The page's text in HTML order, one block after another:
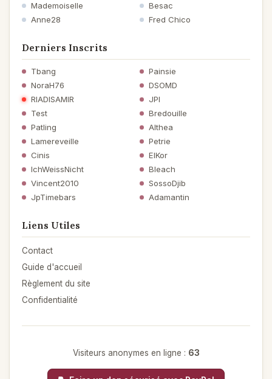
Mademoiselle
Besac
Anne28
Fred Chico
Derniers Inscrits
Tbang
Painsie
NoraH76
DSOMD
RIADISAMIR
JPI
Test
Bredouille
Patling
Althea
Lamereveille
Petrie
Cinis
ElKor
IchWeissNicht
Bleach
Vincent2010
SossoDjib
JpTimebars
Adamantin
Liens Utiles
Contact
Guide d'accueil
Règlement du site
Confidentialité
Visiteurs anonymes en ligne : 63